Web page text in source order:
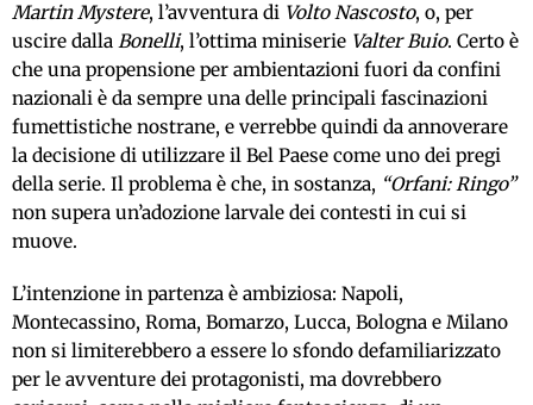
Martin Mystere, l’avventura di Volto Nascosto, o, per
uscire dalla Bonelli, l’ottima miniserie Valter Buio. Certo è
che una propensione per ambientazioni fuori da confini
nazionali è da sempre una delle principali fascinazioni
fumettistiche nostrane, e verrebbe quindi da annoverare
la decisione di utilizzare il Bel Paese come uno dei pregi
della serie. Il problema è che, in sostanza, “Orfani: Ringo”
non supera un’adozione larvale dei contesti in cui si
muove.
L’intenzione in partenza è ambiziosa: Napoli,
Montecassino, Roma, Bomarzo, Lucca, Bologna e Milano
non si limiterebbero a essere lo sfondo defamiliarizzato
per le avventure dei protagonisti, ma dovrebbero